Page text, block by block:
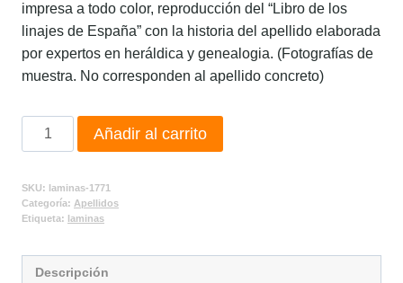
impresa a todo color, reproducción del “Libro de los
linajes de España” con la historia del apellido elaborada
por expertos en heráldica y genealogia. (Fotografías de
muestra. No corresponden al apellido concreto)
Añadir al carrito
SKU: laminas-1771
Categoría: Apellidos
Etiqueta: laminas
Descripción